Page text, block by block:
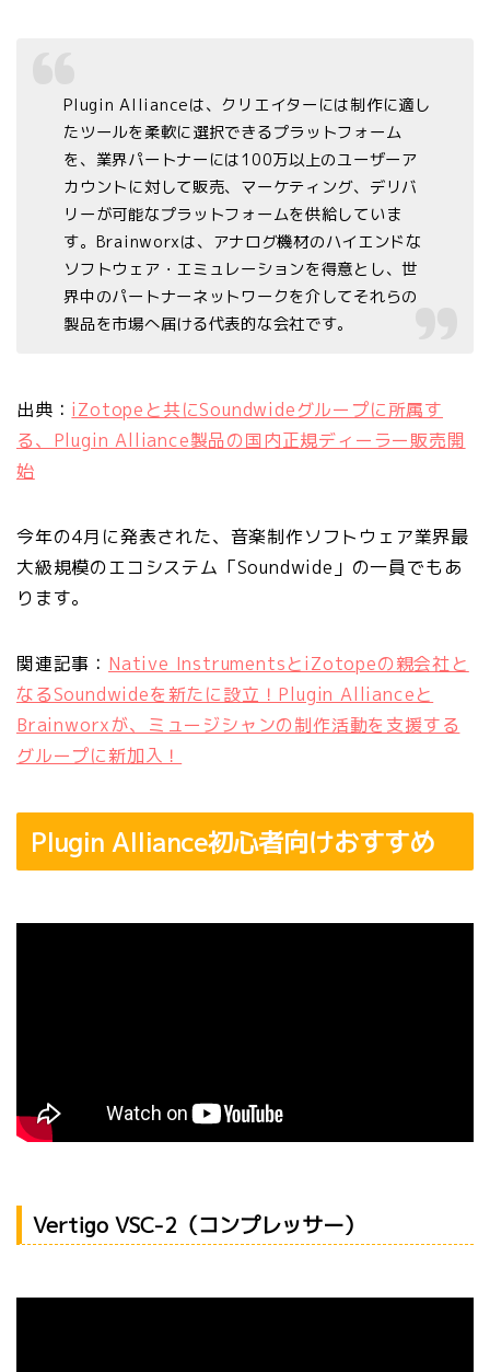
Plugin Allianceは、クリエイターには制作に適し
たツールを柔軟に選択できるプラットフォーム
を、業界パートナーには100万以上のユーザーア
カウントに対して販売、マーケティング、デリバ
リーが可能なプラットフォームを供給していま
す。Brainworxは、アナログ機材のハイエンドな
ソフトウェア・エミュレーションを得意とし、世
界中のパートナーネットワークを介してそれらの
製品を市場へ届ける代表的な会社です。
出典： iZotopeと共にSoundwideグループに所属す
る、Plugin Alliance製品の国内正規ディーラー販売開
始
今年の4月に発表された、音楽制作ソフトウェア業界最
大級規模のエコシステム「Soundwide」の一員でもあ
ります。
関連記事： Native InstrumentsとiZotopeの親会社と
なるSoundwideを新たに設立！Plugin Allianceと
Brainworxが、ミュージシャンの制作活動を支援する
グループに新加入！
Plugin Alliance初心者向けおすすめ
Vertigo VSC-2（コンプレッサー）